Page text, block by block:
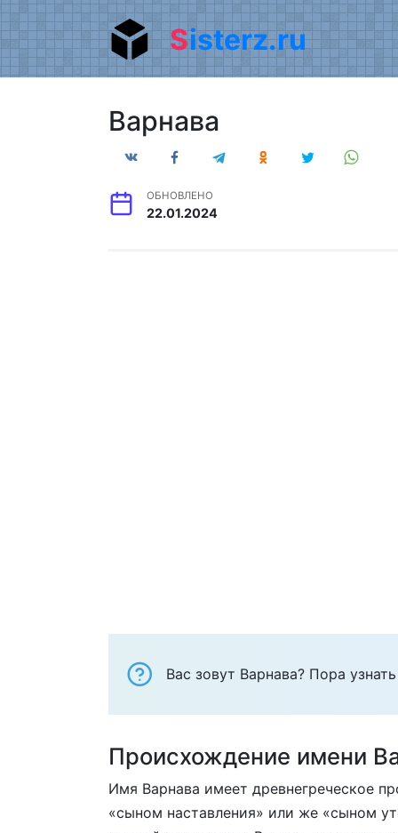
Перейти
к
содержанию
Sisterz.ru
Варнава
ОБНОВЛЕНО
22.01.2024
Вас зовут Варнава? Пора
Происхождение имени
Имя Варнава имеет древнегреческое
«сыном наставления» или же «сыном